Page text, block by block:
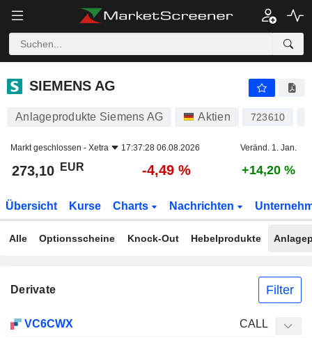
SIEMENS AG
SIEMENS AG
Anlageprodukte Siemens AG Aktien 723610
Markt geschlossen - Xetra 17:37:28 06.08.2026 Veränd. 1. Jan.
273,10 EUR -4,49 % +14,20 %
Übersicht Kurse Charts Nachrichten
Alle Optionsscheine Knock-Out Hebelprodukte
Derivate Filter
WKN Typ Produkttyp Hebel Parität
VC6CWX CALL